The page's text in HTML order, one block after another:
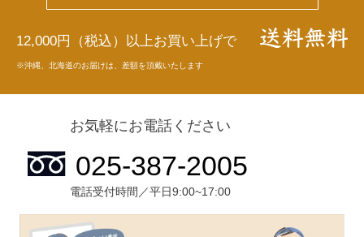
12,000円（税込）以上お買い上げで
※沖縄、北海道のお届けは、差額を頂戴いたします
お気軽にお電話ください
電話受付時間／平日9:00~17:00